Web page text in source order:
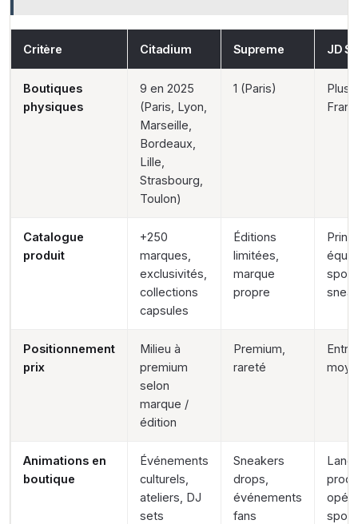
Critère Citadium Supreme JD
Boutiques
physiques
9 en 2025
(Paris, Lyon,
Marseille,
Bordeaux,
Lille,
Strasbourg,
Toulon)
1 (Paris)
Plus
Catalogue
produit
+250
marques,
exclusivités,
collections
capsules
Éditions
limitées,
marque
propre
Positionnement
prix
Milieu à
premium
selon
marque /
édition
Premium,
rareté
Animations en
boutique
Événements
culturels,
ateliers, DJ
sets
Sneakers
drops,
événements
fans
sport